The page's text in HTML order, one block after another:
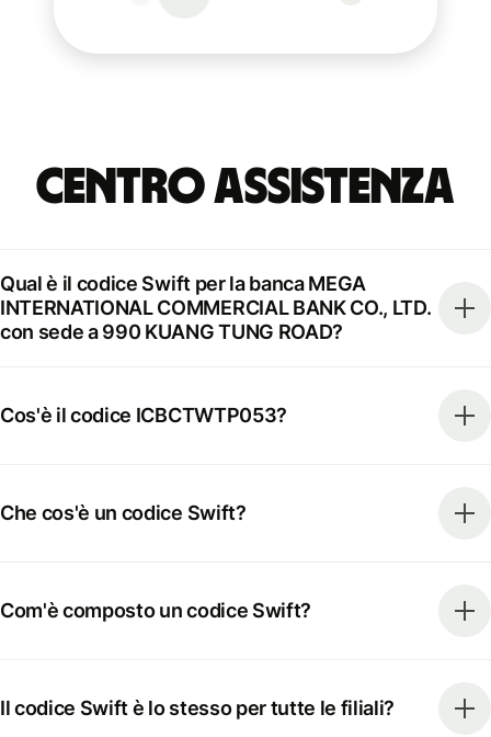
Centro Assistenza
Qual è il codice Swift per la banca MEGA
INTERNATIONAL COMMERCIAL BANK CO., LTD.
con sede a 990 KUANG TUNG ROAD?
Cos'è il codice ICBCTWTP053?
Che cos'è un codice Swift?
Com'è composto un codice Swift?
Il codice Swift è lo stesso per tutte le filiali?